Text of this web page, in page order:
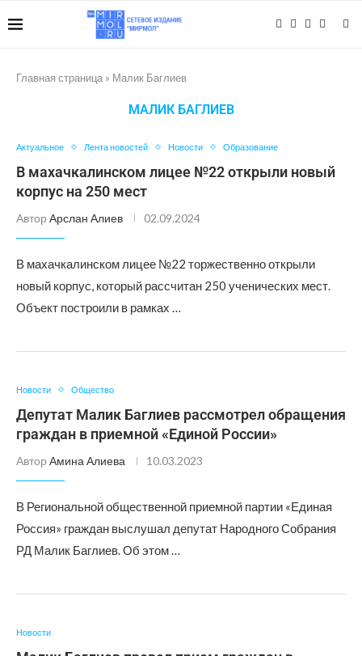
Главная страница » Малик Баглиев
МАЛИК БАГЛИЕВ
Актуальное Лента новостей Новости Образование
В махачкалинском лицее №22 открыли новый
корпус на 250 мест
Автор Арслан Алиев 02.09.2024
В махачкалинском лицее №22 торжественно открыли
новый корпус, который рассчитан 250 ученических мест.
Объект построили в рамках …
Новости Общество
Депутат Малик Баглиев рассмотрел обращения
граждан в приемной «Единой России»
Автор Амина Алиева 10.03.2023
В Региональной общественной приемной партии «Единая
Россия» граждан выслушал депутат Народного Собрания
РД Малик Баглиев. Об этом …
Новости